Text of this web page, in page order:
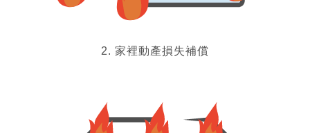
2. 家裡動產損失補償